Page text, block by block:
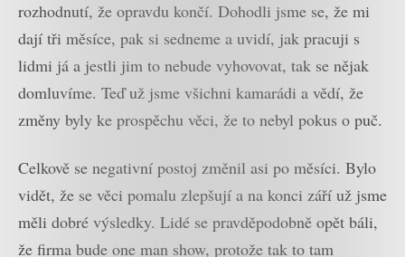
rozhodnutí, že opravdu končí. Dohodli jsme se, že mi
dají tři měsíce, pak si sedneme a uvidí, jak pracuji s
lidmi já a jestli jim to nebude vyhovovat, tak se nějak
domluvíme. Teď už jsme všichni kamarádi a vědí, že
změny byly ke prospěchu věci, že to nebyl pokus o puč.
Celkově se negativní postoj změnil asi po měsíci. Bylo
vidět, že se věci pomalu zlepšují a na konci září už jsme
měli dobré výsledky. Lidé se pravděpodobně opět báli,
že firma bude one man show, protože tak to tam